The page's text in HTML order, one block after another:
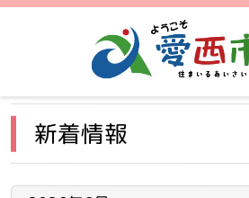
新着情報